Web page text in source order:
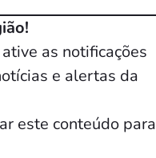
as notificações
e alertas da
este conteúdo para